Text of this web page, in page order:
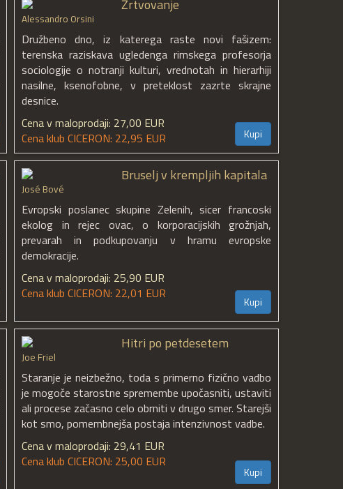
Žrtvovanje
Alessandro Orsini
Družbeno dno, iz katerega raste novi fašizem:
terenska raziskava ugledenga rimskega profesorja
sociologije o notranji kulturi, vrednotah in hierarhiji
nasilne, ksenofobne, v preteklost zazrte skrajne
desnice.
Cena v maloprodaji: 27,00 EUR
Cena klub CICERON: 22,95 EUR
Kupi
Bruselj v krempljih kapitala
José Bové
Evropski poslanec skupine Zelenih, sicer francoski
ekolog in rejec ovac, o korporacijskih grožnjah,
prevarah in podkupovanju v hramu evropske
demokracije.
Cena v maloprodaji: 25,90 EUR
Cena klub CICERON: 22,01 EUR
Kupi
Hitri po petdesetem
Joe Friel
Staranje je neizbežno, toda s primerno fizično vadbo
je mogoče starostne spremembe upočasniti, ustaviti
ali procese začasno celo obrniti v drugo smer. Starejši
kot smo, pomembnejša postaja intenzivnost vadbe.
Cena v maloprodaji: 29,41 EUR
Cena klub CICERON: 25,00 EUR
Kupi